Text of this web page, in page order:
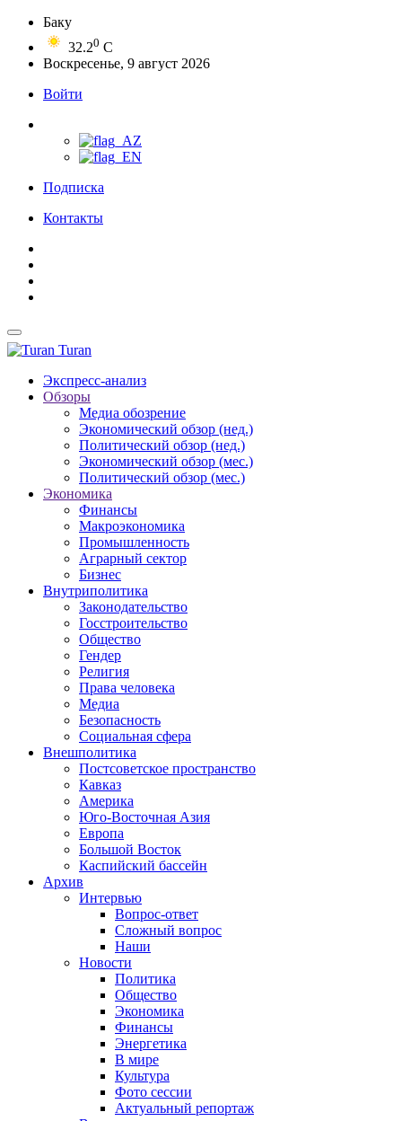
Баку
32.20 C
Воскресенье, 9 август 2026
Войти
Подписка
Контакты
Turan
Экспресс-анализ
Обзоры
Медиа обозрение
Экономический обзор (нед.)
Политический обзор (нед.)
Экономический обзор (мес.)
Политический обзор (мес.)
Экономика
Финансы
Макроэкономика
Промышленность
Аграрный сектор
Бизнес
Внутриполитика
Законодательство
Госстроительство
Общество
Гендер
Религия
Права человека
Медиа
Безопасность
Социальная сфера
Внешполитика
Постсоветское пространство
Кавказ
Америка
Юго-Восточная Азия
Европа
Большой Восток
Каспийский бассейн
Архив
Интервью
Вопрос-ответ
Сложный вопрос
Наши
Новости
Политика
Общество
Экономика
Финансы
Энергетика
В мире
Культура
Фото сессии
Актуальный репортаж